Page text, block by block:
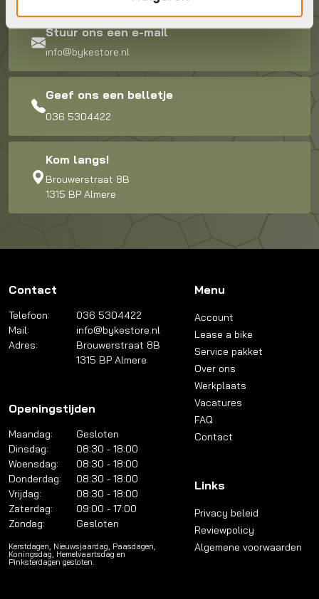
Stuur ons een e-mail
info@bykestore.nl
Geef ons een belletje
036 5304422
Kom langs!
Brouwerstraat 8B
1315 BP Almere
Contact
Telefoon:
036 5304422
Mail:
info@bykestore.nl
Adres:
Brouwerstraat 8B
1315 BP Almere
Openingstijden
Maandag:
Gesloten
Dinsdag:
08:30 - 18:00
Woensdag:
08:30 - 18:00
Donderdag:
08:30 - 18:00
Vrijdag:
08:30 - 18:00
Zaterdag:
09:00 - 17:00
Zondag:
Gesloten
Kerstdagen, Nieuwsjaardag, Paasdagen,
Koningsdag, Hemelvaartsdag en
Pinksterdagen gesloten.
Menu
Account
Lease a bike
Service pakket
Over ons
Werkplaats
Vacatures
FAQ
Contact
Links
Privacy beleid
Reviewpolicy
Algemene voorwaarden